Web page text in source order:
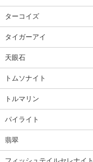
ターコイズ
タイガーアイ
天眼石
トムソナイト
トルマリン
パイライト
翡翠
フィッシュテイルセレナイト